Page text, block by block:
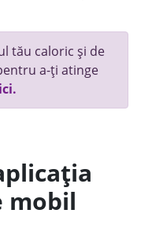
tău caloric și de
a-ți atinge
mobil